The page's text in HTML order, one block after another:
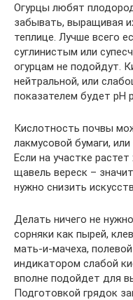
Огурцы любят
забывать, выращивая
теплице. Лучше всего
суглинистым или
огурцам не подойдут.
нейтральной, или
показателем будет pH
Кислотность почвы
лакмусовой бумаги,
Если на участке
щавель вереск –
нужно снизить
Делать ничего не
сорняки как пырей,
мать-и-мачеха,
индикатором слабой
вполне подойдет для
Подготовкой грядок